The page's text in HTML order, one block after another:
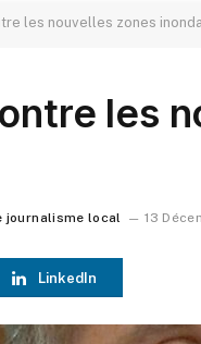
les nouvelles zones
les
journalisme local 13
LinkedIn